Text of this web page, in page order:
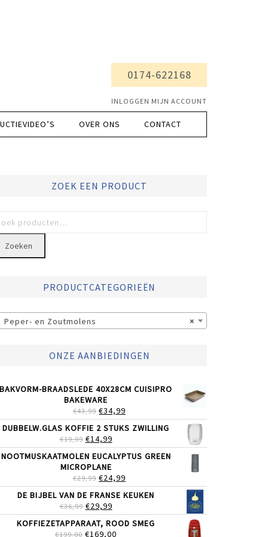
0174-622168
INLOGGEN MIJN ACCOUNT
OVER ONS CONTACT
ZOEK EEN PRODUCT
Zoeken
PRODUCTCATEGORIEËN
×
Peper- en Zoutmolens
ONZE AANBIEDINGEN
BAKVORM-BRAADSLEDE 40X28CM CUISIPRO
BAKEWARE
€43,99 OORSPRONKELIJKE
PRIJS
WAS:
€43,99.
€34,99
PRIJS
IS:
DUBBELW.GLAS KOFFIE 2 STUKS ZWILLING
€19,99 OORSPRONKELIJKE
PRIJS
WAS:
€19,99.
€14,99HUIDIGE
PRIJS
IS:
NOOTMUSKAATMOLEN EUCALYPTUS GREEN
MICROPLANE
€29,99 OORSPRONKELIJKE
PRIJS
WAS:
€29,99.
€24,99
PRIJS
IS:
DE BIJBEL VAN DE FRANSE KEUKEN
€36,99 OORSPRONKELIJKE
PRIJS
WAS:
€29,99HUIDIGE
PRIJS
IS:
KOFFIEZETAPPARAAT, ROOD SMEG
€199,00 OORSPRONKELIJKE
€169,00